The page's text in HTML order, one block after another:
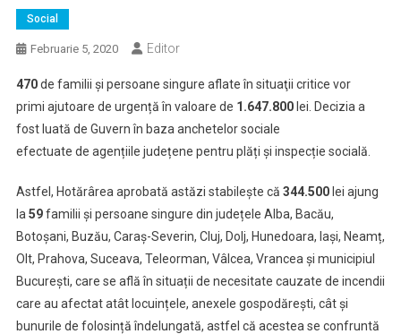
Social
Februarie 5, 2020 Editor
470de familii și persoane singure aflate în situaţii critice vor
primi ajutoare de urgență în valoare de 1.647.800 lei. Decizia a
fost luată de Guvern în baza anchetelor sociale
efectuate de agențiile județene pentru plăți și inspecție socială.
Astfel, Hotărârea aprobată astăzi stabilește că 344.500 lei ajung
la 59familii și persoane singure din județele Alba, Bacău,
Botoșani, Buzău, Caraș-Severin, Cluj, Dolj, Hunedoara, Iași, Neamț,
Olt, Prahova, Suceava, Teleorman, Vâlcea, Vrancea și municipiul
București, care se află în situații de necesitate cauzate de incendii
care au afectat atât locuințele, anexele gospodărești, cât și
bunurile de folosință îndelungată, astfel că acestea se confruntă